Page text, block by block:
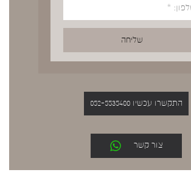
התקשרו עכשיו 052-5535400
צור קשר